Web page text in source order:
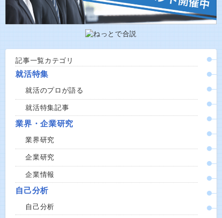
記事一覧カテゴリ
就活特集
就活のプロが語る
就活特集記事
業界・企業研究
業界研究
企業研究
企業情報
自己分析
自己分析